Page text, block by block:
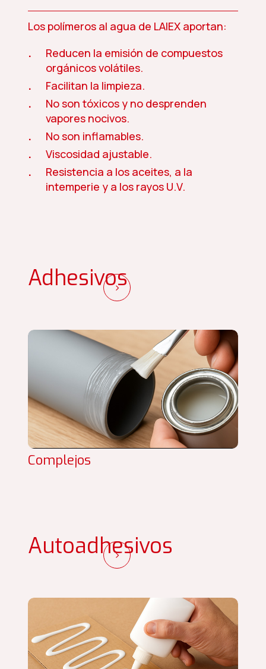
Los polímeros al agua de LAIEX aportan:
Reducen la emisión de compuestos
orgánicos volátiles.
Facilitan la limpieza.
No son tóxicos y no desprenden
vapores nocivos.
No son inflamables.
Viscosidad ajustable.
Resistencia a los aceites, a la
intemperie y a los rayos U.V.
Adhesivos
Complejos
Autoadhesivos